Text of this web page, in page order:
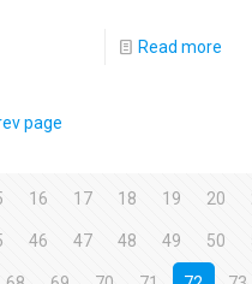
Read more
page
16 17 18 19 20
46 47 48 49 50